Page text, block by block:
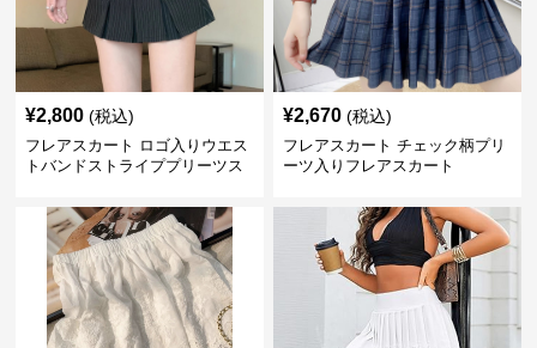
¥2,800 (税込)
フレアスカート ロゴ入りウエス
トバンドストライププリーツス
¥2,670 (税込)
フレアスカート チェック柄プリ
ーツ入りフレアスカート